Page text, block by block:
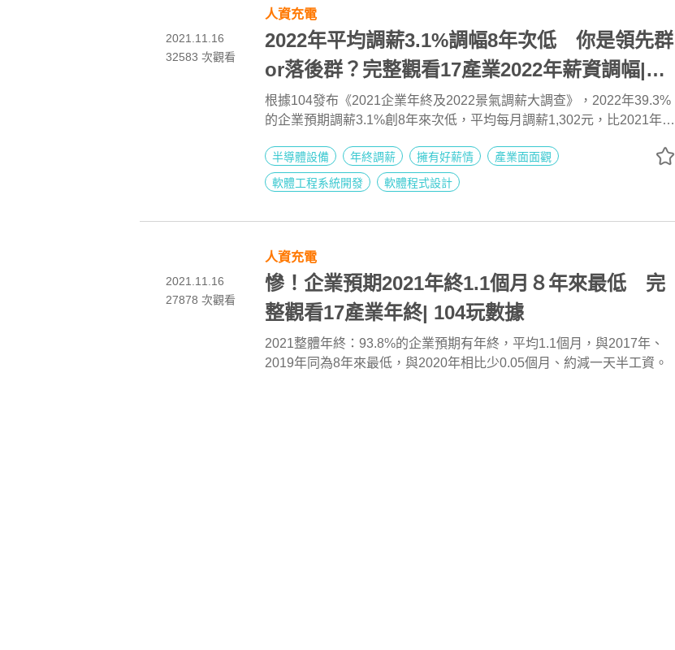
2021.11.16
32583 次觀看
人資充電
2022年平均調薪3.1%調幅8年次低 你是領先群
or落後群？完整觀看17產業2022年薪資調幅|
104玩數據
根據104發布《2021企業年終及2022景氣調薪大調查》，2022年39.3%
的企業預期調薪3.1%創8年來次低，平均每月調薪1,302元，比2021年少
半導體設備 年終調薪 擁有好薪情
產業面面觀
軟體工程系統開發
軟體程式設計
2021.11.16
27878 次觀看
人資充電
慘！企業預期2021年終1.1個月８年來最低 完
整觀看17產業年終| 104玩數據
2021整體年終：93.8%的企業預期有年終，平均1.1個月，與2017年、
2019年同為8年來最低，與2020年相比少0.05個月、約減一天半工資。